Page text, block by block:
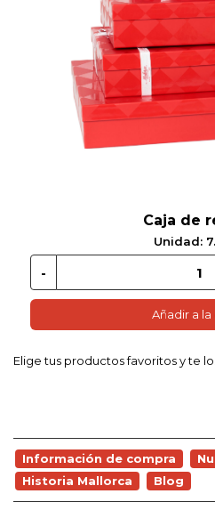
Caja de
Unidad:
Añadir a la
Elige tus productos favoritos y te
Información de compra
Historia Mallorca
Blog